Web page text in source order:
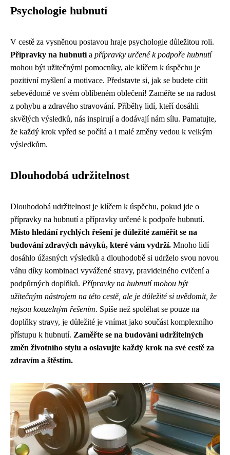
Psychologie hubnutí
V cestě za vysněnou postavou hraje psychologie důležitou roli.
Přípravky na hubnutía přípravky určené k podpoře hubnutí
mohou být užitečnými pomocníky, ale klíčem k úspěchu je
pozitivní myšlení a motivace. Představte si, jak se budete cítit
sebevědomě ve svém oblíbeném oblečení! Zaměřte se na radost
z pohybu a zdravého stravování. Příběhy lidí, kteří dosáhli
skvělých výsledků, nás inspirují a dodávají nám sílu. Pamatujte,
že každý krok vpřed se počítá a i malé změny vedou k velkým
výsledkům.
Dlouhodobá udržitelnost
Dlouhodobá udržitelnost je klíčem k úspěchu, pokud jde o
přípravky na hubnutí a přípravky určené k podpoře hubnutí.
Místo hledání rychlých řešení je důležité zaměřit se na
budování zdravých návyků, které vám vydrží. Mnoho lidí
dosáhlo úžasných výsledků a dlouhodobě si udrželo svou novou
váhu díky kombinaci vyvážené stravy, pravidelného cvičení a
podpůrných doplňků. Přípravky na hubnutí mohou být
užitečným nástrojem na této cestě, ale je důležité si uvědomit, že
nejsou kouzelným řešením. Spíše než spoléhat se pouze na
doplňky stravy, je důležité je vnímat jako součást komplexního
přístupu k hubnutí. Zaměřte se na budování udržitelných
změn životního stylu a oslavujte každý krok na své cestě za
zdravím a štěstím.